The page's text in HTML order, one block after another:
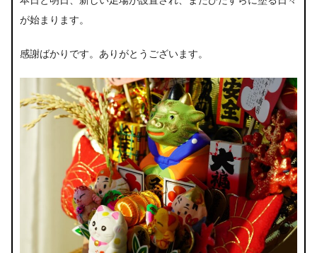
が始まります。
感謝ばかりです。ありがとうございます。